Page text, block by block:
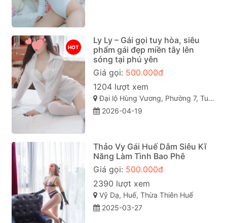
HOT
Ly Ly – Gái gọi tuy hòa, siêu
phẩm gái đẹp miền tây lên
sóng tại phú yên
Giá gọi: 500.000đ
1204 lượt xem
Đại lộ Hùng Vương, Phường 7, Tuy Hòa, Phú Yên
2026-04-19
Thảo Vy Gái Huế Dâm Siêu Kĩ
Năng Làm Tình Bao Phê
Giá gọi: 500.000đ
2390 lượt xem
Vỹ Dạ, Huế, Thừa Thiên Huế
2025-03-27